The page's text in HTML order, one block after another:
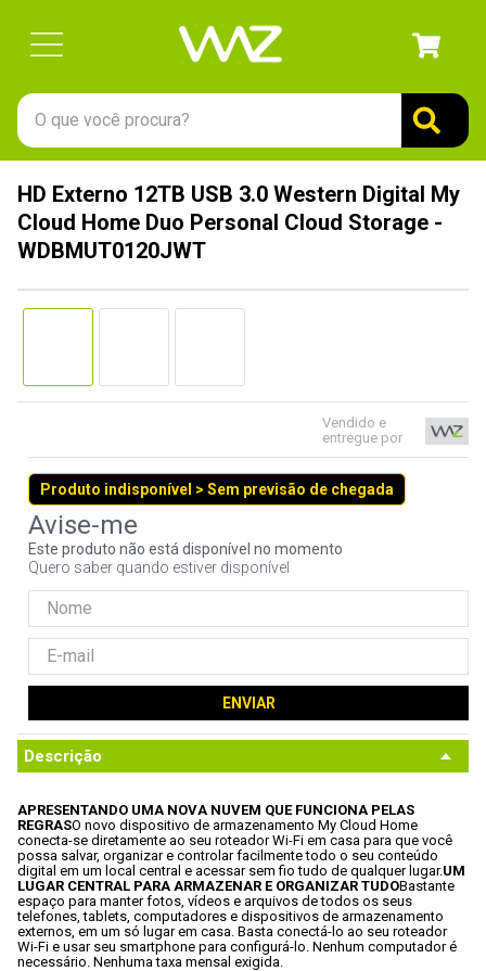
O que você procura?
HD Externo 12TB USB 3.0 Western Digital My
Cloud Home Duo Personal Cloud Storage -
WDBMUT0120JWT
Vendido e
entregue por
Produto indisponível > Sem previsão de chegada
Este produto não está disponível no momento
Quero saber quando estiver disponível
ENVIAR
Descrição
APRESENTANDO UMA NOVA NUVEM QUE FUNCIONA PELAS
REGRASO novo dispositivo de armazenamento My Cloud Home
conecta-se diretamente ao seu roteador Wi-Fi em casa para que você
possa salvar, organizar e controlar facilmente todo o seu conteúdo
digital em um local central e acessar sem fio tudo de qualquer lugar.UM
LUGAR CENTRAL PARA ARMAZENAR E ORGANIZAR TUDOBastante
espaço para manter fotos, vídeos e arquivos de todos os seus
telefones, tablets, computadores e dispositivos de armazenamento
externos, em um só lugar em casa. Basta conectá-lo ao seu roteador
Wi-Fi e usar seu smartphone para configurá-lo. Nenhum computador é
necessário. Nenhuma taxa mensal exigida.
1º
gabinete
8º
controle
9º
noctua
10º fractal